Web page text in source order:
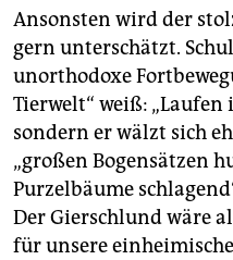
Ansonsten wird der
gern unterschätzt.
unorthodoxe
Tierwelt“ weiß: „Laufen
sondern er wälzt sich
„großen Bogensätzen
Purzelbäume
Der Gierschlund wäre
für unsere